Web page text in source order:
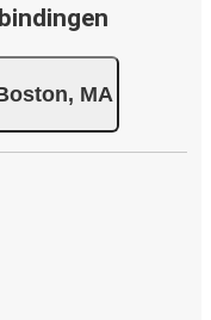
op sommige
MA